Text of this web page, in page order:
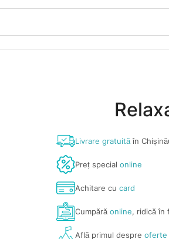
Livrare gratuităîn
Preț specialonline
Achitare cucard
Cumpărăonline, ridică în
Află primul despreoferte